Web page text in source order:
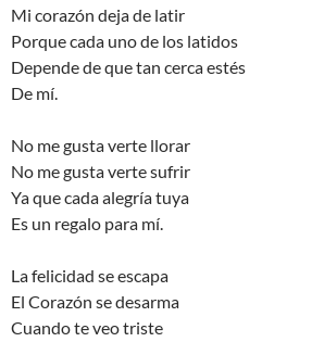
Mi corazón deja de latir
Porque cada uno de los latidos
Depende de que tan cerca estés
De mí.
No me gusta verte llorar
No me gusta verte sufrir
Ya que cada alegría tuya
Es un regalo para mí.
La felicidad se escapa
El Corazón se desarma
Cuando te veo triste